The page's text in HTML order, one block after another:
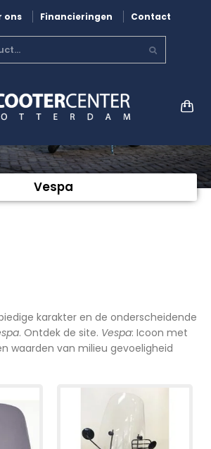
ons Financieringen Contact
Vespa
karakter en de onderscheidende
. Ontdek de site. Vespa: Icoon met
waarden van milieu gevoeligheid